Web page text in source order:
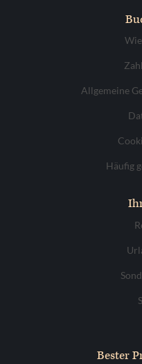
Allgemeine
Häufig
Bester